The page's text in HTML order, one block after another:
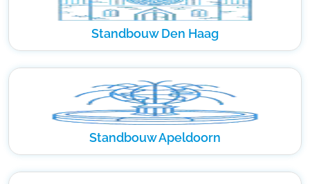
Standbouw Den Haag
Standbouw Apeldoorn